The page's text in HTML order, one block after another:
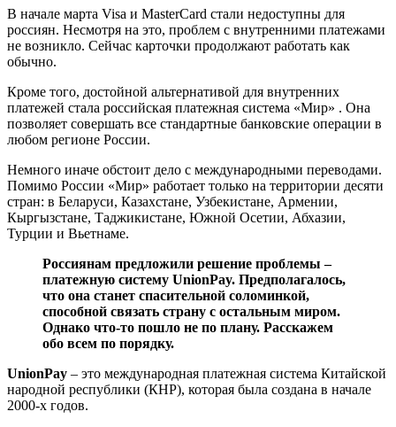
В начале марта Visa и MasterCard стали недоступны для
россиян. Несмотря на это, проблем с внутренними платежами
не возникло. Сейчас карточки продолжают работать как
обычно.
Кроме того, достойной альтернативой для внутренних
платежей стала российская платежная система «Мир» . Она
позволяет совершать все стандартные банковские операции в
любом регионе России.
Немного иначе обстоит дело с международными переводами.
Помимо России «Мир» работает только на территории десяти
стран: в Беларуси, Казахстане, Узбекистане, Армении,
Кыргызстане, Таджикистане, Южной Осетии, Абхазии,
Турции и Вьетнаме.
Россиянам предложили решение проблемы –
платежную систему UnionPay. Предполагалось,
что она станет спасительной соломинкой,
способной связать страну с остальным миром.
Однако что-то пошло не по плану. Расскажем
обо всем по порядку.
UnionPay – это международная платежная система Китайской
народной республики (КНР), которая была создана в начале
2000-х годов.